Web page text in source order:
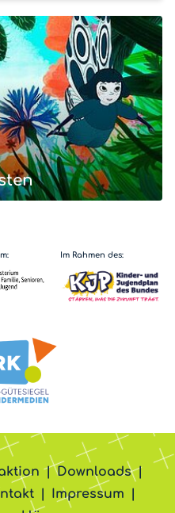
Im Rahmen des:
Downloads
Impressum